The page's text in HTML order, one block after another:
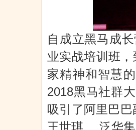
自成立黑马成
业实战培训班
家精神和智慧
2018黑马社群
吸引了阿里巴
王世琪、 泛华